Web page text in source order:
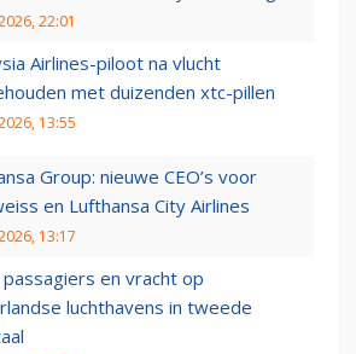
22:01
Airlines-piloot na vlucht
met duizenden xtc-pillen
13:55
Group: nieuwe CEO’s voor
en Lufthansa City Airlines
13:17
en vracht op
luchthavens in tweede